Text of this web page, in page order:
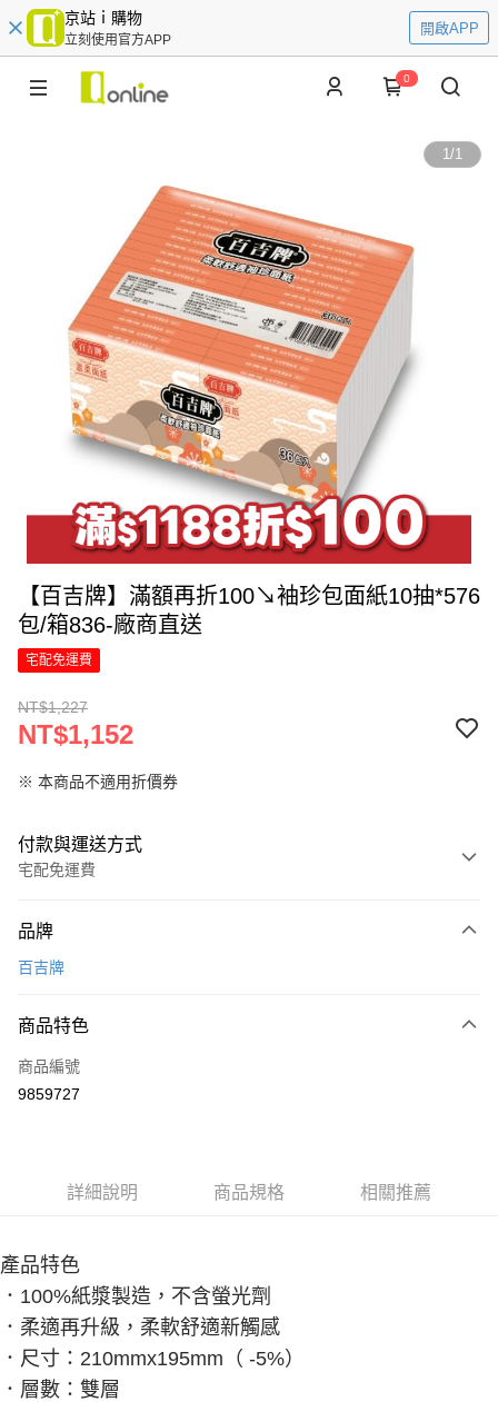
京站ｉ購物
立刻使用官方APP
開啟APP
0
1/1
【百吉牌】滿額再折100↘袖珍包面紙10抽*576
包/箱836-廠商直送
宅配免運費
NT$1,227
NT$1,152
※ 本商品不適用折價券
付款與運送方式
宅配免運費
信用卡一次付款
Apple Pay
街口支付
全盈+PAY
相關說明
【大哥付你分期使用說明】
1.本服務由台灣大哥大提供，台灣大哥大用戶可立即使用無須另外申請。
2.付款方式選擇「大哥付你分期」，訂單成立後會自動跳轉到大哥付的交易
流程，驗證手機門號後，選擇欲分期的期數、繳款截止日，確認付款後即完
成交易。
3.實際核准額度、可分期數及費用金額請依後續交易確認頁面所載為準。
AFTEE先享後付
相關說明
【關於「AFTEE先享後付」】
便利好安心！
ATM付款
品牌
百吉牌
商品特色
商品編號
9859727
詳細說明 商品規格 相關推薦
產品特色
．100%紙漿製造，不含螢光劑
．柔適再升級，柔軟舒適新觸感
．尺寸：210mmx195mm（ -5%）
．層數：雙層